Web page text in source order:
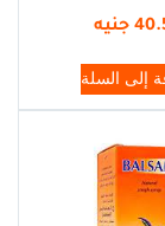
جنيه
إلى السلة